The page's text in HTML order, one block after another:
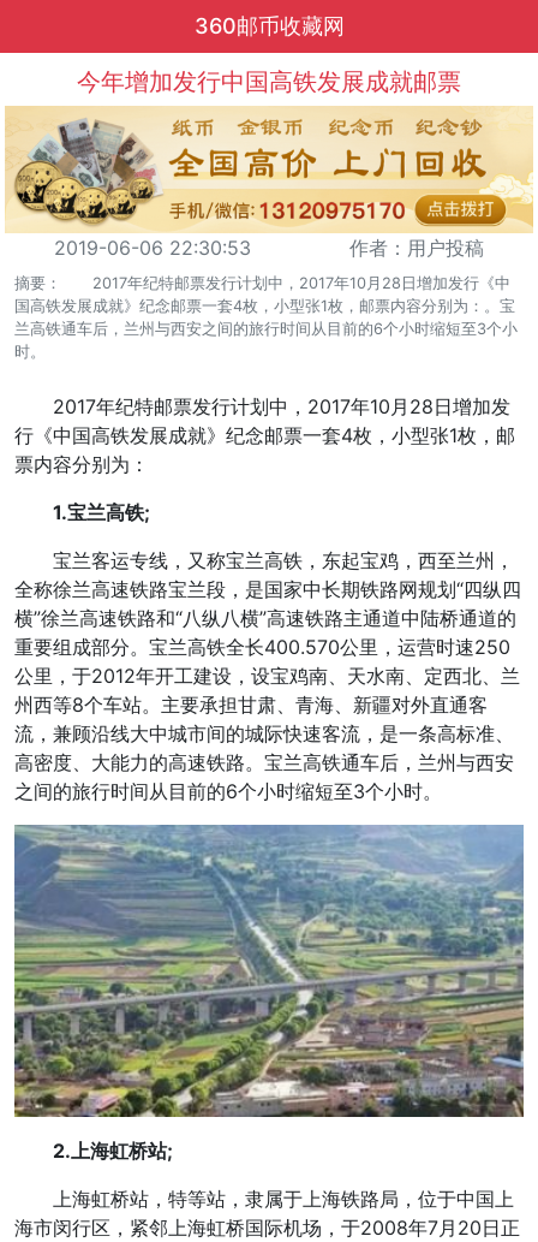
360邮币收藏网
今年增加发行中国高铁发展成就邮票
2019-06-06 22:30:53 作者：用户投稿
摘要： 2017年纪特邮票发行计划中，2017年10月28日增加发行《中
国高铁发展成就》纪念邮票一套4枚，小型张1枚，邮票内容分别为：。宝
兰高铁通车后，兰州与西安之间的旅行时间从目前的6个小时缩短至3个小
时。
2017年纪特邮票发行计划中，2017年10月28日增加发
行《中国高铁发展成就》纪念邮票一套4枚，小型张1枚，邮
票内容分别为：
1.宝兰高铁;
宝兰客运专线，又称宝兰高铁，东起宝鸡，西至兰州，
全称徐兰高速铁路宝兰段，是国家中长期铁路网规划“四纵四
横”徐兰高速铁路和“八纵八横”高速铁路主通道中陆桥通道的
重要组成部分。宝兰高铁全长400.570公里，运营时速250
公里，于2012年开工建设，设宝鸡南、天水南、定西北、兰
州西等8个车站。主要承担甘肃、青海、新疆对外直通客
流，兼顾沿线大中城市间的城际快速客流，是一条高标准、
高密度、大能力的高速铁路。宝兰高铁通车后，兰州与西安
之间的旅行时间从目前的6个小时缩短至3个小时。
2.上海虹桥站;
上海虹桥站，特等站，隶属于上海铁路局，位于中国上
海市闵行区，紧邻上海虹桥国际机场，于2008年7月20日正